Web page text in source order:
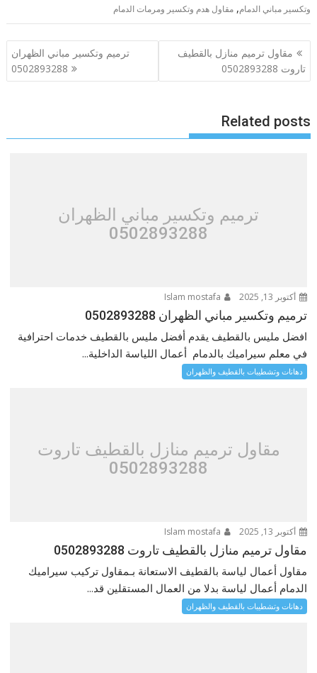
وتكسير مباني الدمام,مقاول هدم وتكسير ومرمات الدمام
تصفّح
المقالات
مقاول ترميم منازل بالقطيف
تاروت 0502893288
ترميم وتكسير مباني الظهران
0502893288
Related posts
ترميم وتكسير مباني الظهران
0502893288
أكتوبر 13, 2025
ترميم وتكسير مباني الظهران 0502893288
افضل مليس بالقطيف يقدم أفضل مليس بالقطيف خدمات احترافية
في معلم سيراميك بالدمام أعمال اللياسة الداخلية...
دهانات وتشطيبات بالقطيف والظهران
مقاول ترميم منازل بالقطيف تاروت
0502893288
أكتوبر 13, 2025
مقاول ترميم منازل بالقطيف تاروت 0502893288
مقاول أعمال لياسة بالقطيف الاستعانة بـمقاول تركيب سيراميك
الدمام أعمال لياسة بدلا من العمال المستقلين قد...
دهانات وتشطيبات بالقطيف والظهران